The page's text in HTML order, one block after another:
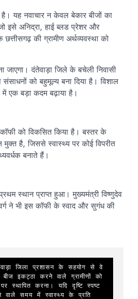
यह नवाचार न केवल बेकार बीजों का
इसे अनिद्रा, हाई ब्लड प्रेशर और
की ग्रामीण अर्थव्यवस्था को
जाएगा। दंतेवाड़ा जिले के बचेली निवासी
को बहुमूल्य बना दिया है। विशाल
एक बड़ा कदम बढ़ाया है।
को विकसित किया है। बस्तर के
है, जिससे स्वास्थ्य पर कोई विपरीत
बनाते हैं।
स्थान प्राप्त हुआ। मुख्यमंत्री विष्णुदेव
ने भी इस कॉफी के स्वाद और सुगंध की
जिला प्रशासन के सहयोग से वे
इकट्ठा करने वाले ग्रामीणों को
करना। यदि दृष्टि स्पष्ट
वाले समय में स्वास्थ्य के प्रति